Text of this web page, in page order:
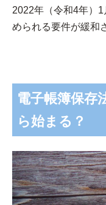
2022年（令和4年）
められる要件が緩和
電子帳簿保存
ら始まる？